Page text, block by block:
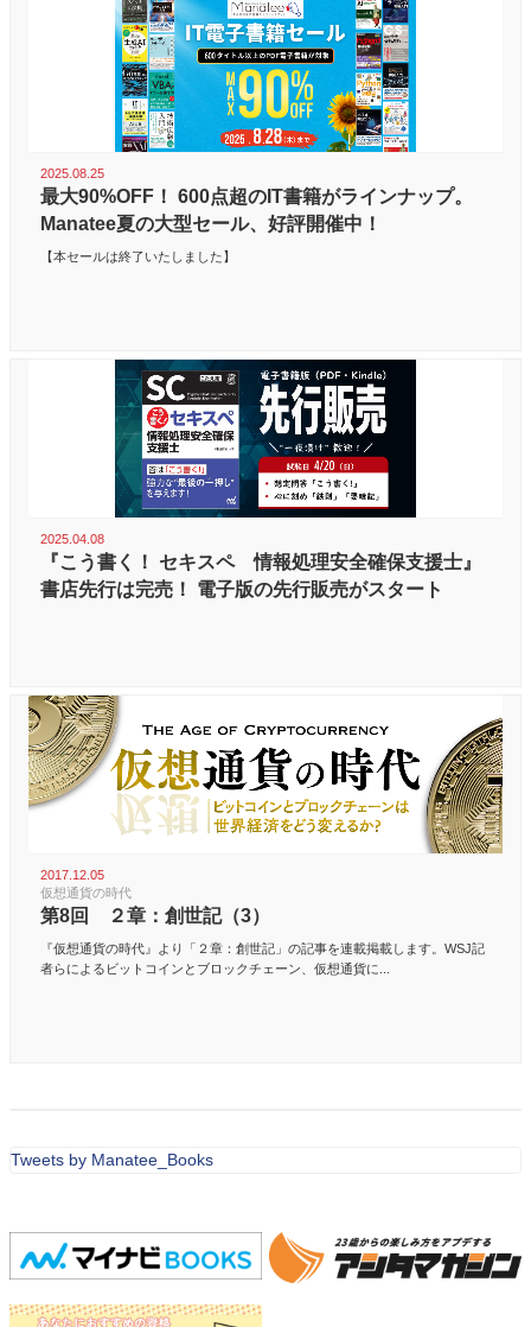
2025.08.25
最大90%OFF！ 600点超のIT書籍がラインナップ。
Manatee夏の大型セール、好評開催中！
【本セールは終了いたしました】
2025.04.08
『こう書く！ セキスペ 情報処理安全確保支援士』
書店先行は完売！ 電子版の先行販売がスタート
2017.12.05
仮想通貨の時代
第8回 ２章：創世記（3）
『仮想通貨の時代』より「２章：創世記」の記事を連載掲載します。WSJ記
者らによるビットコインとブロックチェーン、仮想通貨に...
Tweets by Manatee_Books